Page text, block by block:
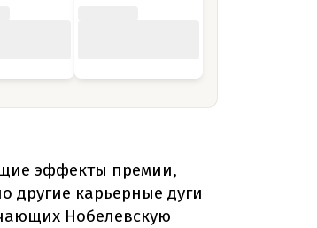
эффекты премии,
другие карьерные дуги
Нобелевскую